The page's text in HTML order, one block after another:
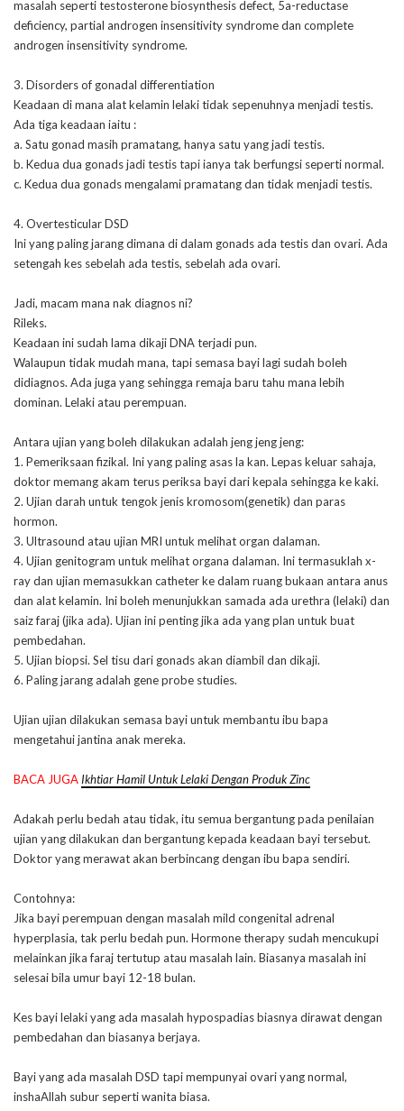
masalah seperti testosterone biosynthesis defect, 5a-reductase
deficiency, partial androgen insensitivity syndrome dan complete
androgen insensitivity syndrome.
3. Disorders of gonadal differentiation
Keadaan di mana alat kelamin lelaki tidak sepenuhnya menjadi testis.
Ada tiga keadaan iaitu :
a. Satu gonad masih pramatang, hanya satu yang jadi testis.
b. Kedua dua gonads jadi testis tapi ianya tak berfungsi seperti normal.
c. Kedua dua gonads mengalami pramatang dan tidak menjadi testis.
4. Overtesticular DSD
Ini yang paling jarang dimana di dalam gonads ada testis dan ovari. Ada
setengah kes sebelah ada testis, sebelah ada ovari.
Jadi, macam mana nak diagnos ni?
Rileks.
Keadaan ini sudah lama dikaji DNA terjadi pun.
Walaupun tidak mudah mana, tapi semasa bayi lagi sudah boleh
didiagnos. Ada juga yang sehingga remaja baru tahu mana lebih
dominan. Lelaki atau perempuan.
Antara ujian yang boleh dilakukan adalah jeng jeng jeng:
1. Pemeriksaan fizikal. Ini yang paling asas la kan. Lepas keluar sahaja,
doktor memang akam terus periksa bayi dari kepala sehingga ke kaki.
2. Ujian darah untuk tengok jenis kromosom(genetik) dan paras
hormon.
3. Ultrasound atau ujian MRI untuk melihat organ dalaman.
4. Ujian genitogram untuk melihat organa dalaman. Ini termasuklah x-
ray dan ujian memasukkan catheter ke dalam ruang bukaan antara anus
dan alat kelamin. Ini boleh menunjukkan samada ada urethra (lelaki) dan
saiz faraj (jika ada). Ujian ini penting jika ada yang plan untuk buat
pembedahan.
5. Ujian biopsi. Sel tisu dari gonads akan diambil dan dikaji.
6. Paling jarang adalah gene probe studies.
Ujian ujian dilakukan semasa bayi untuk membantu ibu bapa
mengetahui jantina anak mereka.
BACA JUGA Ikhtiar Hamil Untuk Lelaki Dengan Produk Zinc
Adakah perlu bedah atau tidak, itu semua bergantung pada penilaian
ujian yang dilakukan dan bergantung kepada keadaan bayi tersebut.
Doktor yang merawat akan berbincang dengan ibu bapa sendiri.
Contohnya:
Jika bayi perempuan dengan masalah mild congenital adrenal
hyperplasia, tak perlu bedah pun. Hormone therapy sudah mencukupi
melainkan jika faraj tertutup atau masalah lain. Biasanya masalah ini
selesai bila umur bayi 12-18 bulan.
Kes bayi lelaki yang ada masalah hypospadias biasnya dirawat dengan
pembedahan dan biasanya berjaya.
Bayi yang ada masalah DSD tapi mempunyai ovari yang normal,
inshaAllah subur seperti wanita biasa.